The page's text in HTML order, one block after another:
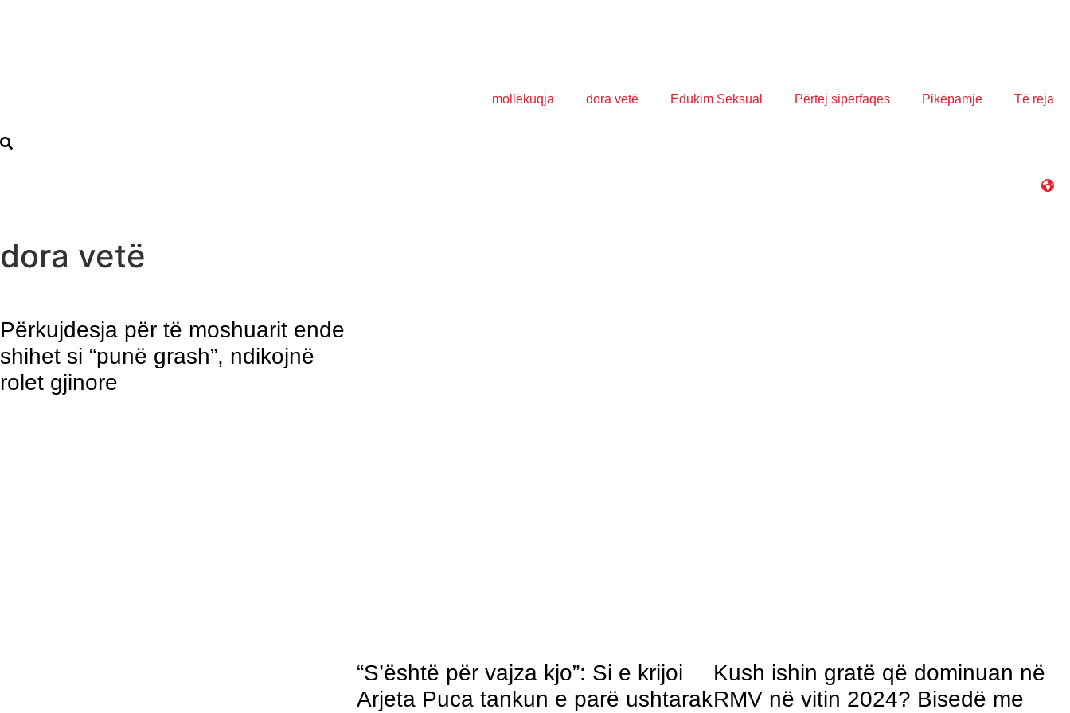
mollëkuqja dora vetë Edukim Seksual Përtej sipërfaqes Pikëpamje Të reja
dora vetë
Përkujdesja për të moshuarit ende
shihet si “punë grash”, ndikojnë
rolet gjinore
“S’është për vajza kjo”: Si e krijoi
Arjeta Puca tankun e parë ushtarak
Kush ishin gratë që dominuan në
RMV në vitin 2024? Bisedë me